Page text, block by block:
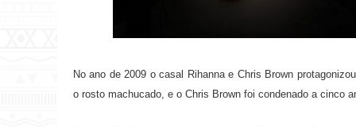
No ano de 2009 o casal Rihanna e Chris Brown
o rosto machucado, e o Chris Brown foi condenado a cinco